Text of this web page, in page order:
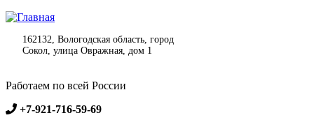
162132, Вологодская область, город
Сокол, улица Овражная, дом 1
Работаем по всей России
+7-921-716-59-69